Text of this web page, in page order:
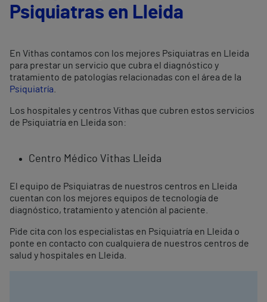
Psiquiatras en Lleida
En Vithas contamos con los mejores Psiquiatras en Lleida
para prestar un servicio que cubra el diagnóstico y
tratamiento de patologías relacionadas con el área de la
Psiquiatría
Los hospitales y centros Vithas que cubren estos servicios
de Psiquiatría en Lleida son:
Centro Médico Vithas Lleida
El equipo de Psiquiatras de nuestros centros en Lleida
cuentan con los mejores equipos de tecnología de
diagnóstico, tratamiento y atención al paciente.
Pide cita con los especialistas en Psiquiatría en Lleida o
ponte en contacto con cualquiera de nuestros centros de
salud y hospitales en Lleida.